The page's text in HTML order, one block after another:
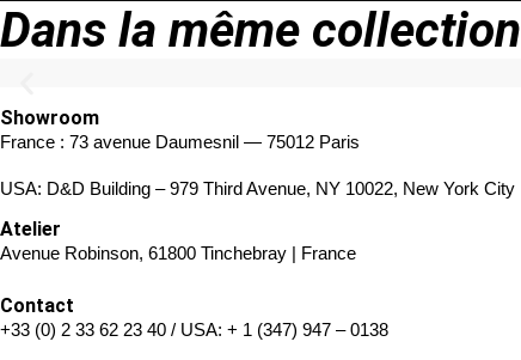
Dans la même collection
Showroom
France : 73 avenue Daumesnil — 75012 Paris
USA: D&D Building – 979 Third Avenue, NY 10022, New York City
Atelier
Avenue Robinson, 61800 Tinchebray | France
Contact
+33 (0) 2 33 62 23 40 / USA: + 1 (347) 947 – 0138